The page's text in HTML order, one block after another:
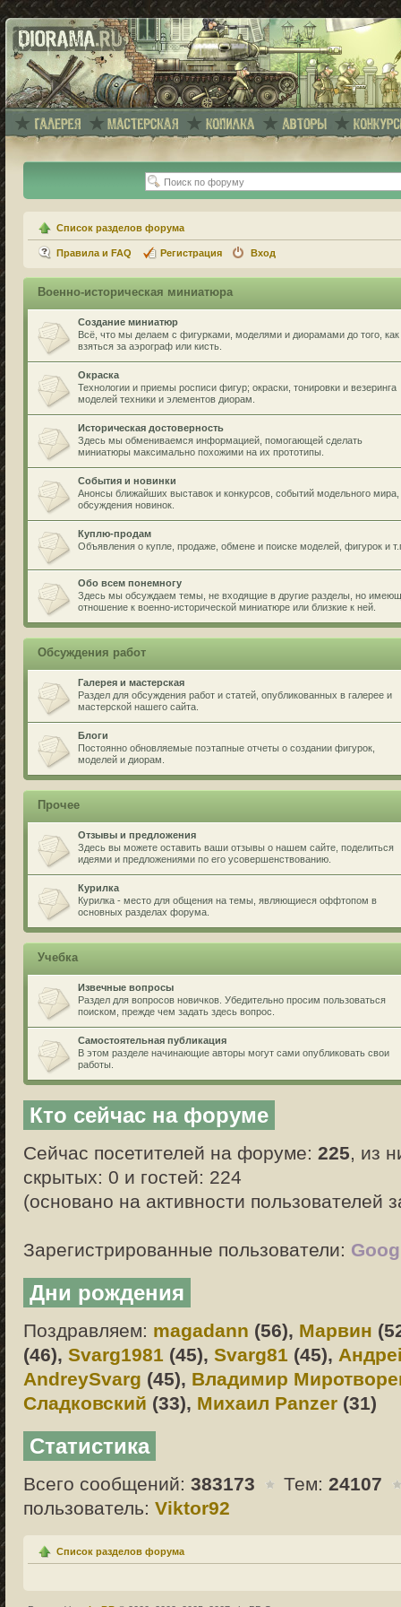
Список разделов форума
Правила и FAQ Регистрация Вход
Военно-историческая миниатюра
Создание миниатюр
Всё, что мы делаем с фигурками, моделями и диорамами до того, как
взяться за аэрограф или кисть.
Окраска
Технологии и приемы росписи фигур; окраски, тонировки и везеринга
моделей техники и элементов диорам.
Историческая достоверность
Здесь мы обмениваемся информацией, помогающей сделать
миниатюры максимально похожими на их прототипы.
События и новинки
Анонсы ближайших выставок и конкурсов, событий модельного мира,
обсуждения новинок.
Куплю-продам
Объявления о купле, продаже, обмене и поиске моделей, фигурок и
Обо всем понемногу
Здесь мы обсуждаем темы, не входящие в другие разделы, но
отношение к военно-исторической миниатюре или близкие к ней.
Обсуждения работ
Галерея и мастерская
Раздел для обсуждения работ и статей, опубликованных в галерее и
мастерской нашего сайта.
Блоги
Постоянно обновляемые поэтапные отчеты о создании фигурок,
моделей и диорам.
Прочее
Отзывы и предложения
Здесь вы можете оставить ваши отзывы о нашем сайте, поделиться
идеями и предложениями по его усовершенствованию.
Курилка
Курилка - место для общения на темы, являющиеся оффтопом в
основных разделах форума.
Учебка
Извечные вопросы
Раздел для вопросов новичков. Убедительно просим пользоваться
поиском, прежде чем задать здесь вопрос.
Самостоятельная публикация
В этом разделе начинающие авторы могут сами опубликовать свои
работы.
Кто сейчас на форуме
Сейчас посетителей на форуме: 225, из
скрытых: 0 и гостей: 224
(основано на активности пользователей
Зарегистрированные пользователи:
Дни рождения
Поздравляем: magadann (56), Марвин
(46), Svarg1981 (45), Svarg81 (45),
AndreySvarg (45), Владимир
Сладковский (33), Михаил Panzer (31)
Статистика
Всего сообщений: 383173 Тем: 24107
пользователь: Viktor92
Список разделов форума